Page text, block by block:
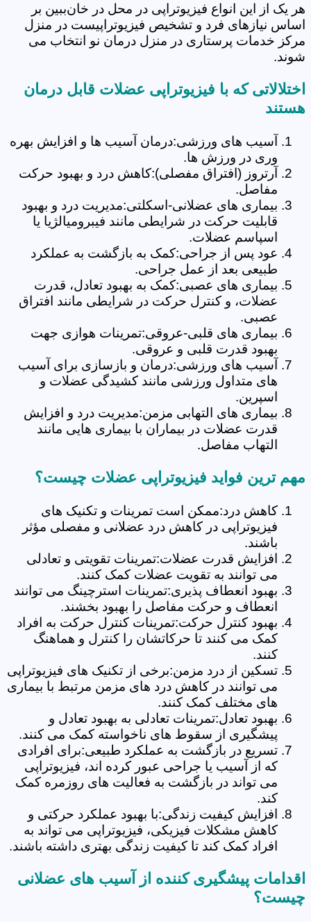
هر یک از این انواع فیزیوتراپی در محل در خان‌ببین بر
اساس نیازهای فرد و تشخیص فیزیوتراپیست در منزل
مرکز خدمات پرستاری در منزل درمان نو انتخاب می
شوند.
اختلالاتی که با فیزیوتراپی عضلات قابل درمان
هستند
آسیب های ورزشی:درمان آسیب ها و افزایش بهره
وری در ورزش ها.
آرتروز (افتراق مفصلی):کاهش درد و بهبود حرکت
مفاصل.
بیماری های عضلانی-اسکلتی:مدیریت درد و بهبود
قابلیت حرکت در شرایطی مانند فیبرومیالژیا یا
اسپاسم عضلات.
عود پس از جراحی:کمک به بازگشت به عملکرد
طبیعی بعد از عمل جراحی.
بیماری های عصبی:کمک به بهبود تعادل، قدرت
عضلات، و کنترل حرکت در شرایطی مانند افتراق
عصبی.
بیماری های قلبی-عروقی:تمرینات هوازی جهت
بهبود قدرت قلبی و عروقی.
آسیب های ورزشی:درمان و بازسازی برای آسیب
های متداول ورزشی مانند کشیدگی عضلات و
اسپرین.
بیماری های التهابی مزمن:مدیریت درد و افزایش
قدرت عضلات در بیماران با بیماری هایی مانند
التهاب مفاصل.
مهم ترین فواید فیزیوتراپی عضلات چیست؟
کاهش درد:ممکن است تمرینات و تکنیک های
فیزیوتراپی در کاهش درد عضلانی و مفصلی مؤثر
باشند.
افزایش قدرت عضلات:تمرینات تقویتی و تعادلی
می توانند به تقویت عضلات کمک کنند.
بهبود انعطاف پذیری:تمرینات استرچینگ می توانند
انعطاف و حرکت مفاصل را بهبود بخشند.
بهبود کنترل حرکت:تمرینات کنترل حرکت به افراد
کمک می کنند تا حرکاتشان را کنترل و هماهنگ
کنند.
تسکین از درد مزمن:برخی از تکنیک های فیزیوتراپی
می توانند در کاهش درد های مزمن مرتبط با بیماری
های مختلف کمک کنند.
بهبود تعادل:تمرینات تعادلی به بهبود تعادل و
پیشگیری از سقوط های ناخواسته کمک می کنند.
تسریع در بازگشت به عملکرد طبیعی:برای افرادی
که از آسیب یا جراحی عبور کرده اند، فیزیوتراپی
می تواند در بازگشت به فعالیت های روزمره کمک
کند.
افزایش کیفیت زندگی:با بهبود عملکرد حرکتی و
کاهش مشکلات فیزیکی، فیزیوتراپی می تواند به
افراد کمک کند تا کیفیت زندگی بهتری داشته باشند.
اقدامات پیشگیری کننده از آسیب های عضلانی
چیست؟